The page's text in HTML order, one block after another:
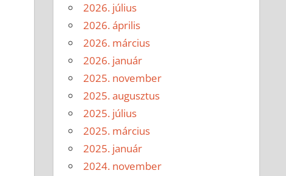
2026. július
2026. április
2026. március
2026. január
2025. november
2025. augusztus
2025. július
2025. március
2025. január
2024. november